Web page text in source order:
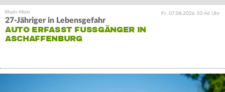
Fr. 07.08.2026 10:46 Uhr
27-Jähriger in Lebensgefahr
AUTO ERFASST FUSSGÄNGER IN A
SCHAFFENBURG